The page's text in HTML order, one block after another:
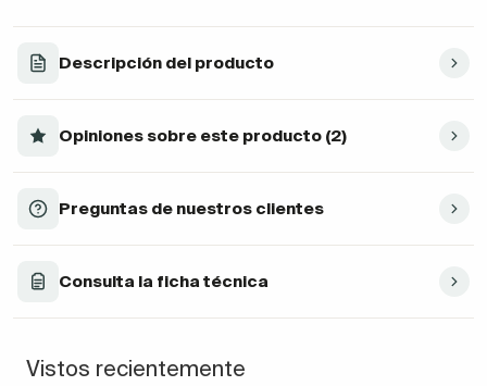
Descripción del producto
Opiniones sobre este producto (2)
Preguntas de nuestros clientes
Consulta la ficha técnica
Vistos recientemente